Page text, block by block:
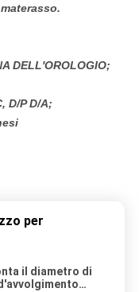
DELL'OROLOGIO;
D/P D/A;
per
il diametro di